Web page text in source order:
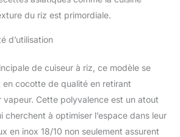
du riz est primordiale.
d’utilisation
de cuiseur à riz, ce modèle se
en cocotte de qualité en retirant
vapeur. Cette polyvalence est un atout
cherchent à optimiser l’espace dans leur
en inox 18/10 non seulement assurent